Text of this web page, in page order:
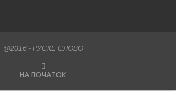
@2016 - РУСКЕ СЛОВО
НА ПОЧАТОК